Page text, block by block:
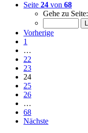
Seite 24 von 68
Gehe zu Seite:
Vorherige
1
…
22
23
24
25
26
…
68
Nächste